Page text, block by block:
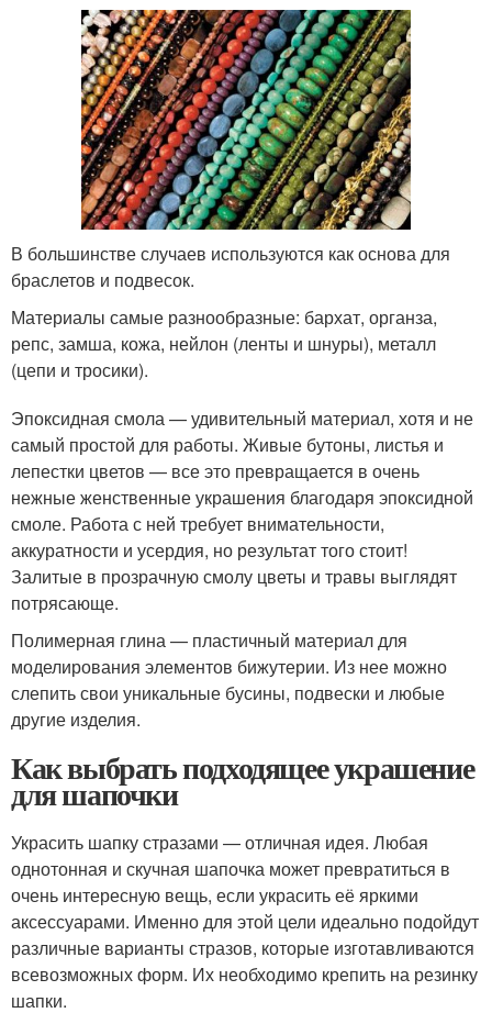
В большинстве случаев используются как основа для
браслетов и подвесок.
Материалы самые разнообразные: бархат, органза,
репс, замша, кожа, нейлон (ленты и шнуры), металл
(цепи и тросики).
Эпоксидная смола — удивительный материал, хотя и не
самый простой для работы. Живые бутоны, листья и
лепестки цветов — все это превращается в очень
нежные женственные украшения благодаря эпоксидной
смоле. Работа с ней требует внимательности,
аккуратности и усердия, но результат того стоит!
Залитые в прозрачную смолу цветы и травы выглядят
потрясающе.
Полимерная глина — пластичный материал для
моделирования элементов бижутерии. Из нее можно
слепить свои уникальные бусины, подвески и любые
другие изделия.
Как выбрать подходящее украшение
для шапочки
Украсить шапку стразами — отличная идея. Любая
однотонная и скучная шапочка может превратиться в
очень интересную вещь, если украсить её яркими
аксессуарами. Именно для этой цели идеально подойдут
различные варианты стразов, которые изготавливаются
всевозможных форм. Их необходимо крепить на резинку
шапки.